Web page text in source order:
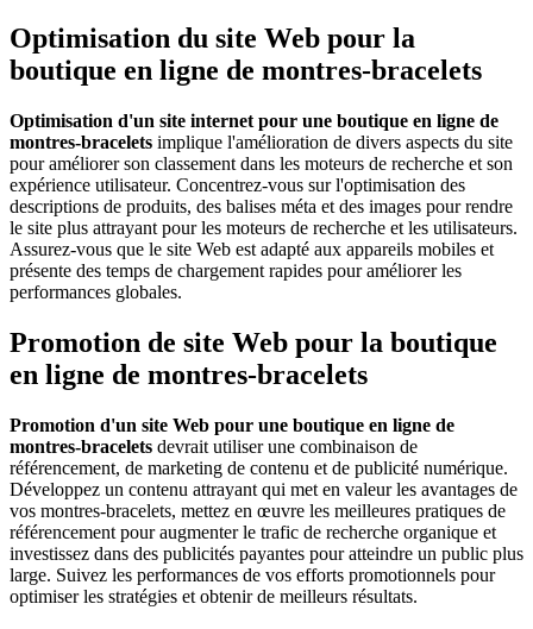
Optimisation du site Web pour la
boutique en ligne de montres-bracelets
Optimisation d'un site internet pour une boutique en ligne de
montres-bracelets implique l'amélioration de divers aspects du site
pour améliorer son classement dans les moteurs de recherche et son
expérience utilisateur. Concentrez-vous sur l'optimisation des
descriptions de produits, des balises méta et des images pour rendre
le site plus attrayant pour les moteurs de recherche et les utilisateurs.
Assurez-vous que le site Web est adapté aux appareils mobiles et
présente des temps de chargement rapides pour améliorer les
performances globales.
Promotion de site Web pour la boutique
en ligne de montres-bracelets
Promotion d'un site Web pour une boutique en ligne de
montres-bracelets devrait utiliser une combinaison de
référencement, de marketing de contenu et de publicité numérique.
Développez un contenu attrayant qui met en valeur les avantages de
vos montres-bracelets, mettez en œuvre les meilleures pratiques de
référencement pour augmenter le trafic de recherche organique et
investissez dans des publicités payantes pour atteindre un public plus
large. Suivez les performances de vos efforts promotionnels pour
optimiser les stratégies et obtenir de meilleurs résultats.